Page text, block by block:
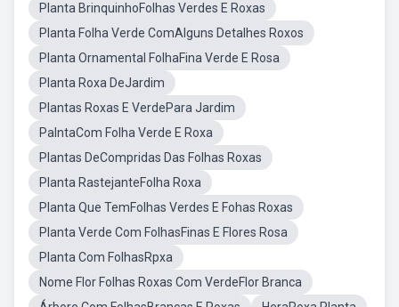
Planta BrinquinhoFolhas Verdes E Roxas
Planta Folha Verde ComAlguns Detalhes Roxos
Planta Ornamental FolhaFina Verde E Rosa
Planta Roxa DeJardim
Plantas Roxas E VerdePara Jardim
PalntaCom Folha Verde E Roxa
Plantas DeCompridas Das Folhas Roxas
Planta RastejanteFolha Roxa
Planta Que TemFolhas Verdes E Fohas Roxas
Planta Verde Com FolhasFinas E Flores Rosa
Planta Com FolhasRpxa
Nome Flor Folhas Roxas Com VerdeFlor Branca